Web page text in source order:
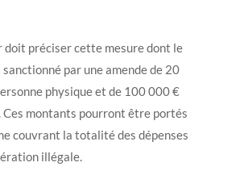
doit préciser cette mesure dont le
par une amende de 20
physique et de 100 000 €
Ces montants pourront être portés
couvrant la totalité des dépenses
illégale.